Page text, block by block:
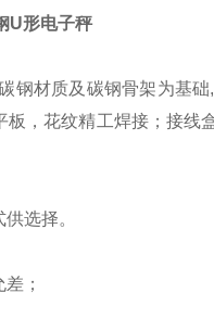
U形电子秤
钢材质及碳钢骨架为基
，花纹精工焊接；接线
选择。
；